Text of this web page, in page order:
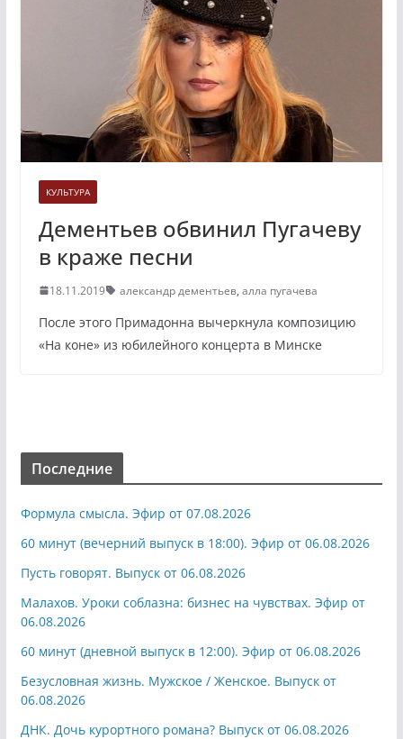
КУЛЬТУРА
Дементьев обвинил Пугачеву
в краже песни
18.11.2019 александр дементьев, алла пугачева
После этого Примадонна вычеркнула композицию
«На коне» из юбилейного концерта в Минске
Последние
Формула смысла. Эфир от 07.08.2026
60 минут (вечерний выпуск в 18:00). Эфир от 06.08.2026
Пусть говорят. Выпуск от 06.08.2026
Малахов. Уроки соблазна: бизнес на чувствах. Эфир от
06.08.2026
60 минут (дневной выпуск в 12:00). Эфир от 06.08.2026
Безусловная жизнь. Мужское / Женское. Выпуск от
06.08.2026
ДНК. Дочь курортного романа? Выпуск от 06.08.2026